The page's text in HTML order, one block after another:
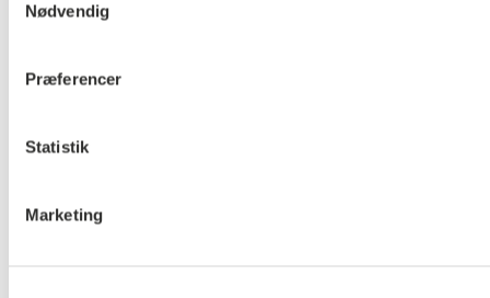
Nødvendig
Præferencer
Statistik
Marketing